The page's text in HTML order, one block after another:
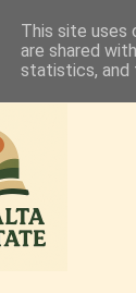
This site uses
are shared
statistics, and